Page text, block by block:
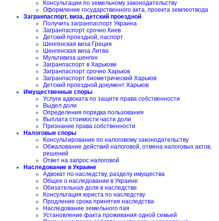
Консультации по земельному законодательству
Оформление государственного акта, проекта землеотвода
Загранпаспорт, виза, детский проездной
Получить загранпаспорт Украина
Загранпаспорт срочно Киев
Детский проездной, паспорт
Шенгенская виза Греция
Шенгенская виза Литва
Мультивиза шенген
Загранпаспорт в Харькове
Загранпаспорт срочно Харьков
Загранпаспорт биометрический Харьков
Детский проездной документ Харьков
Имущественные споры
Услуги адвоката по защите права собственности
Выдел доли
Определения порядка пользования
Выплата стоимости части доли
Признание права собственности
Налоговые споры
Консультирование по налоговому законодательству
Обжалование действий налоговой, отмена налоговых актов,
решений
Ответ на запрос налоговой
Наследование в Украине
Адвокат по наследству, разделу имущества
Общее о наследовании в Украине
Обязательная доля в наследстве
Консультация юриста по наследству
Продление срока принятия наследства
Наследование земельного пая
Установление факта проживания одной семьей